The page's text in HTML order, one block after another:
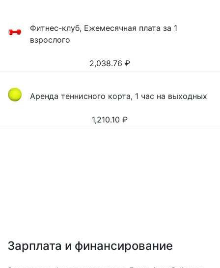
Фитнес-клуб, Ежемесячная плата за 1
взрослого
2,038.76 ₽
Аренда теннисного корта, 1 час на выходных
1,210.10 ₽
Зарплата и финансирование